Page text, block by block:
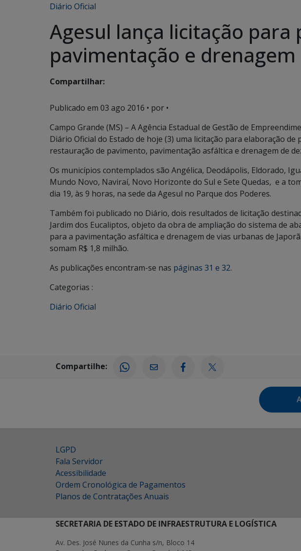
Diário Oficial
Agesul lança licitação
pavimentação e drenagem
Compartilhar:
Publicado em 03 ago 2016 • por •
Campo Grande (MS) – A Agência Estadual de Gestão de
Diário Oficial do Estado de hoje (3) uma licitação para elaboração de
restauração de pavimento, pavimentação asfáltica e drenagem de
Os municípios contemplados são Angélica, Deodápolis, Eldorado,
Mundo Novo, Naviraí, Novo Horizonte do Sul e Sete Quedas, e a
dia 19, às 9 horas, na sede da Agesul no Parque dos Poderes.
Também foi publicado no Diário, dois resultados de licitação
Jardim dos Eucaliptos, objeto da obra de ampliação do sistema de
para a pavimentação asfáltica e drenagem de vias urbanas de
somam R$ 1,8 milhão.
As publicações encontram-se nas páginas 31 e 32.
Categorias :
Diário Oficial
Compartilhe:
LGPD
Fala Servidor
Acessibilidade
Ordem Cronológica de Pagamentos
Planos de Contratações Anuais
SECRETARIA DE ESTADO DE INFRAESTRUTURA E LOGÍSTICA
Av. Des. José Nunes da Cunha s/n, Bloco 14